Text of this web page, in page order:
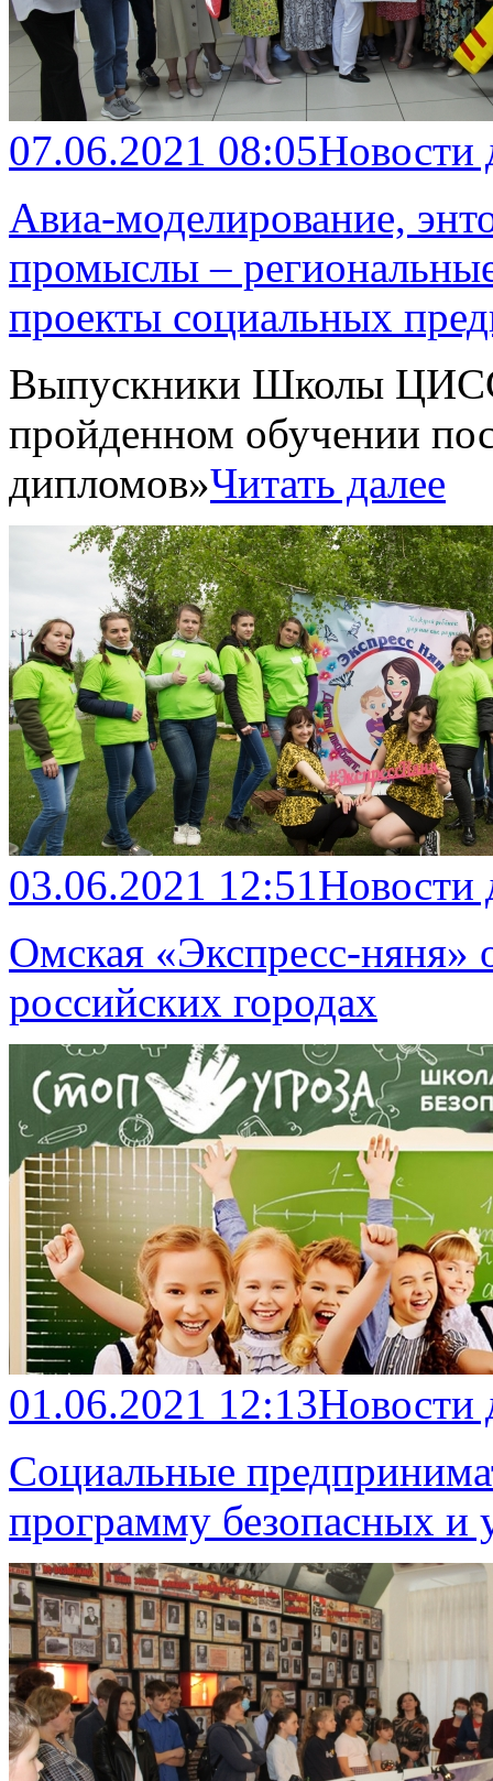
07.06.2021 08:05
Авиа-моделирование,
промыслы –
проекты социальных
Выпускники Школы ЦИСС
пройденном обучении
дипломов»Читать далее
03.06.2021 12:51
Омская «Экспресс-няня»
российских городах
01.06.2021 12:13
Социальные
программу безопасных и